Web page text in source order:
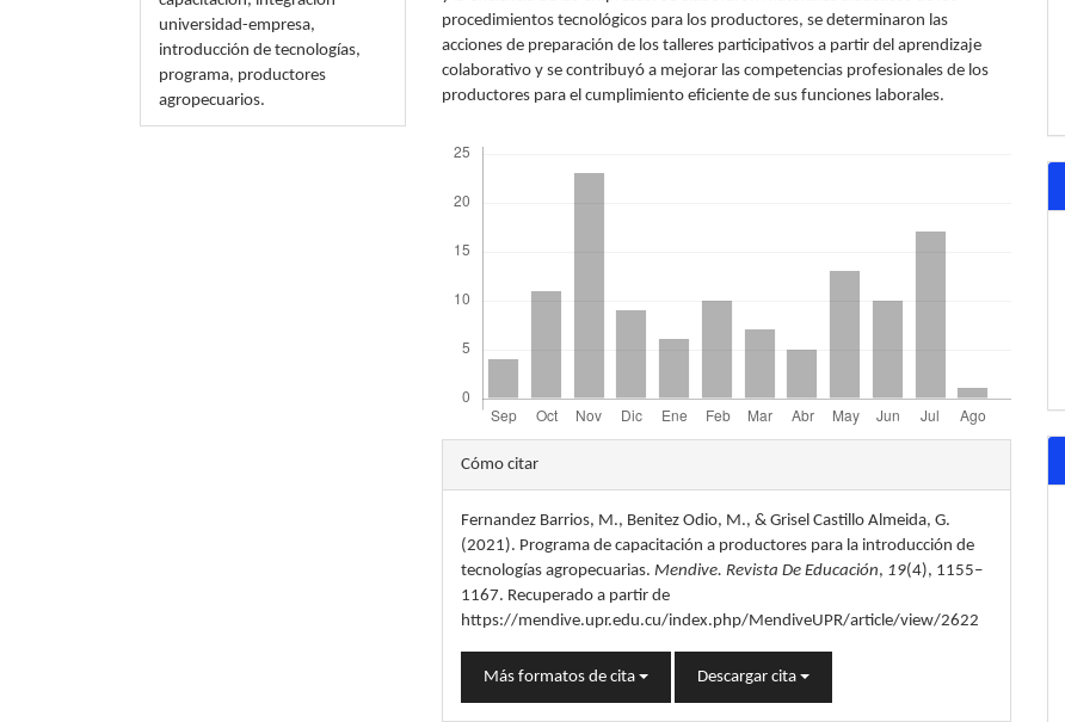
universidad-empresa,
introducción de tecnologías,
programa, productores
agropecuarios.
procedimientos tecnológicos para los productores, se determinaron las
acciones de preparación de los talleres participativos a partir del aprendizaje
colaborativo y se contribuyó a mejorar las competencias profesionales de los
productores para el cumplimiento eficiente de sus funciones laborales.
Detalles
del
artículo
Cómo citar
Fernandez Barrios, M., Benitez Odio, M., & Grisel Castillo Almeida, G.
(2021). Programa de capacitación a productores para la introducción de
tecnologías agropecuarias.Mendive. Revista De Educación, 19(4), 1155–
1167. Recuperado a partir de
https://mendive.upr.edu.cu/index.php/MendiveUPR/article/view/2622
Más formatos de cita Descargar cita